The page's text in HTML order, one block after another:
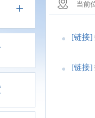
+ 当前
[链接]
[链接]